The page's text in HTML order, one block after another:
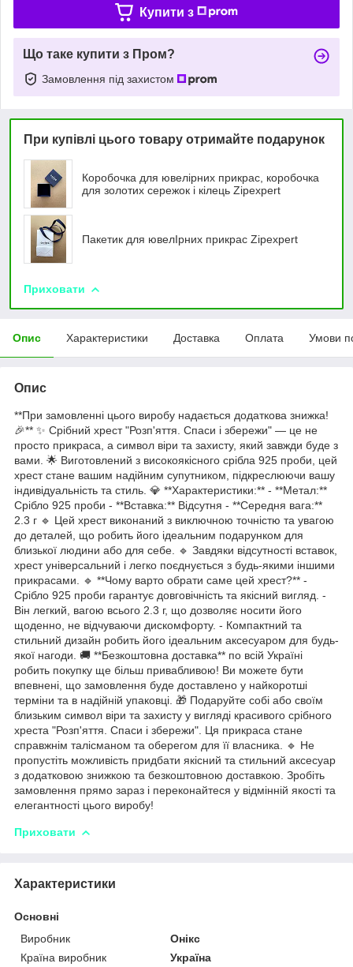
Купити з
Що таке купити з Пром?
Замовлення під захистом
При купівлі цього товару отримайте подарунок
Коробочка для ювелірних прикрас, коробочка
для золотих сережок і кілець Zipexpert
Пакетик для ювелIрних прикрас Zipexpert
Приховати
Опис Характеристики Доставка Оплата Умови
Опис
**При замовленні цього виробу надається додаткова знижка!
🎉** ✨ Срібний хрест "Розп'яття. Спаси і збережи" — це не
просто прикраса, а символ віри та захисту, який завжди буде з
вами. 🌟 Виготовлений з високоякісного срібла 925 проби, цей
хрест стане вашим надійним супутником, підкреслюючи вашу
індивідуальність та стиль. 💎 **Характеристики:** - **Метал:**
Срібло 925 проби - **Вставка:** Відсутня - **Середня вага:**
2.3 г 🔹 Цей хрест виконаний з виключною точністю та увагою
до деталей, що робить його ідеальним подарунком для
близької людини або для себе. 🔹 Завдяки відсутності вставок,
хрест універсальний і легко поєднується з будь-якими іншими
прикрасами. 🔹 **Чому варто обрати саме цей хрест?** -
Срібло 925 проби гарантує довговічність та якісний вигляд. -
Він легкий, вагою всього 2.3 г, що дозволяє носити його
щоденно, не відчуваючи дискомфорту. - Компактний та
стильний дизайн робить його ідеальним аксесуаром для будь-
якої нагоди. 🚚 **Безкоштовна доставка** по всій Україні
робить покупку ще більш привабливою! Ви можете бути
впевнені, що замовлення буде доставлено у найкоротші
терміни та в надійній упаковці. 🎁 Подаруйте собі або своїм
близьким символ віри та захисту у вигляді красивого срібного
хреста "Розп'яття. Спаси і збережи". Ця прикраса стане
справжнім талісманом та оберегом для її власника. 🔹 Не
пропустіть можливість придбати якісний та стильний аксесуар
з додатковою знижкою та безкоштовною доставкою. Зробіть
замовлення прямо зараз і переконайтеся у відмінній якості та
елегантності цього виробу!
Приховати
Характеристики
Основні
Виробник
Онікс
Країна виробник
Україна